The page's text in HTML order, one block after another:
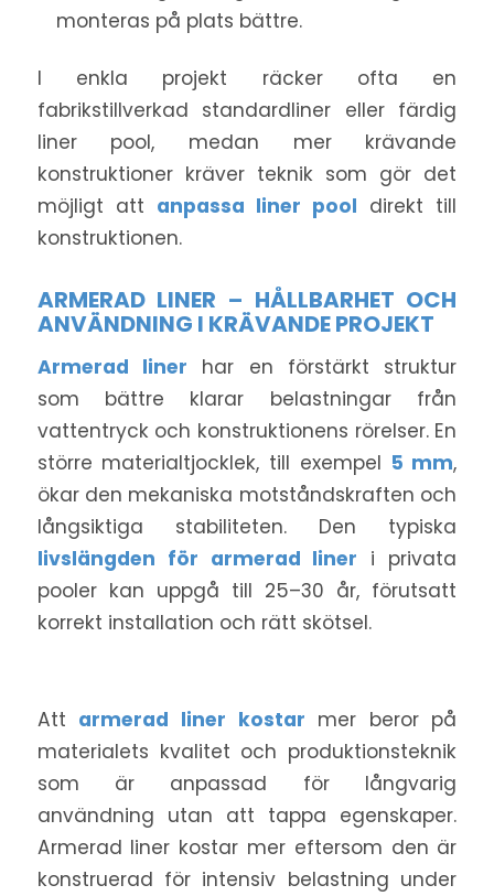
monteras på plats bättre.
I enkla projekt räcker ofta en
fabrikstillverkad standardliner eller färdig
liner pool, medan mer krävande
konstruktioner kräver teknik som gör det
möjligt att anpassa liner pool direkt till
konstruktionen.
ARMERAD LINER – HÅLLBARHET OCH
ANVÄNDNING I KRÄVANDE PROJEKT
Armerad liner har en förstärkt struktur
som bättre klarar belastningar från
vattentryck och konstruktionens rörelser. En
större materialtjocklek, till exempel 5 mm,
ökar den mekaniska motståndskraften och
långsiktiga stabiliteten. Den typiska
livslängden för armerad liner i privata
pooler kan uppgå till 25–30 år, förutsatt
korrekt installation och rätt skötsel.
Att armerad liner kostar mer beror på
materialets kvalitet och produktionsteknik
som är anpassad för långvarig
användning utan att tappa egenskaper.
Armerad liner kostar mer eftersom den är
konstruerad för intensiv belastning under